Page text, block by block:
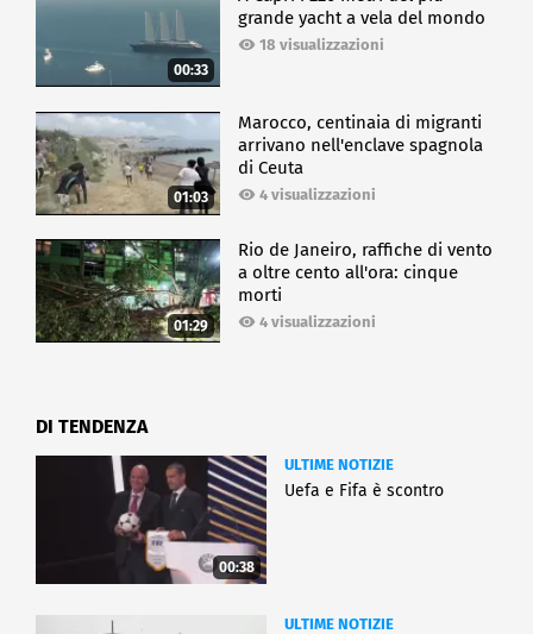
00:33
grande yacht a vela del mondo
18 visualizzazioni
01:03
Marocco, centinaia di migranti
arrivano nell'enclave spagnola
di Ceuta
4 visualizzazioni
01:29
Rio de Janeiro, raffiche di vento
a oltre cento all'ora: cinque
morti
4 visualizzazioni
DI TENDENZA
00:38
ULTIME NOTIZIE
Uefa e Fifa è scontro
ULTIME NOTIZIE